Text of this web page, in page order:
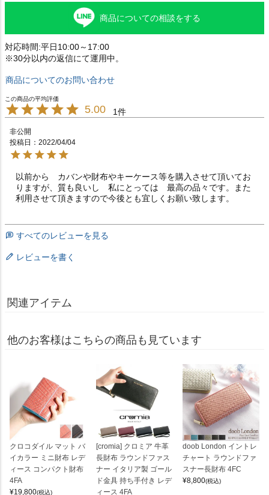
商品についての相談をする
対応時間:平日10:00～17:00
※30分以内の返信にて運用中。
商品についてのお問い合わせ
5.00 1
非公開
投稿日
2022/04/04
以前から　カバンや財布やキーケース等を購入させて頂いてお
りますが、質も良いし　私にとっては　最高の品々です。また
利用させて頂きますので今後とも宜しくお願い致します。
すべてのレビューを見る
レビューを書く
関連アイテム
他のお客様はこちらの商品も見ています
クロコダイル マット バ
イカラー ミニ財布 レデ
ィース コンパクト財布
4FA
¥19,800(税込)
[cromia] クロミア 牛革
長財布 ラウンドファス
ナー イタリア製 ゴール
ド金具 持ち手付き レデ
ィース 4FA
doob London イントレ
チャート ラウンドファ
スナー長財布 4FC
¥8,800(税込)